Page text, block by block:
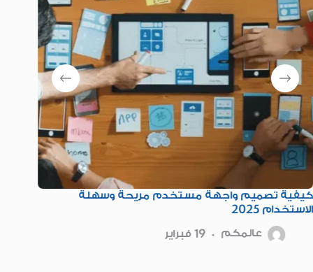
كيفية تصميم واجهة مستخدم مريحة وسهلة
الاستخدام 2025
عالمكم 19 فبراير